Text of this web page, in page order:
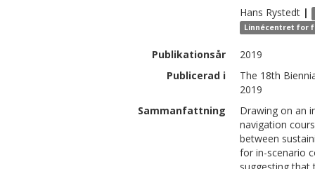
Hans Rystedt |
Linnécentret for
Publikationsår
2019
Publicerad i
The 18th
2019
Sammanfattning
Drawing on an
navigation
between
for in-scenario